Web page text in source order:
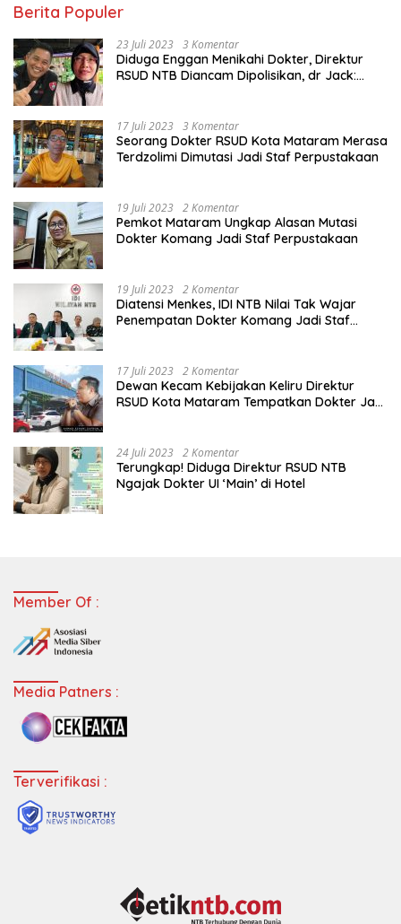
Berita Populer
23 Juli 2023 3 Komentar
Diduga Enggan Menikahi Dokter, Direktur
RSUD NTB Diancam Dipolisikan, dr Jack:
17 Juli 2023 3 Komentar
Seorang Dokter RSUD Kota Mataram Merasa
Terdzolimi Dimutasi Jadi Staf Perpustakaan
19 Juli 2023 2 Komentar
Pemkot Mataram Ungkap Alasan Mutasi
Dokter Komang Jadi Staf Perpustakaan
19 Juli 2023 2 Komentar
Diatensi Menkes, IDI NTB Nilai Tak Wajar
Penempatan Dokter Komang Jadi Staf
17 Juli 2023 2 Komentar
Dewan Kecam Kebijakan Keliru Direktur
RSUD Kota Mataram Tempatkan Dokter Jadi
24 Juli 2023 2 Komentar
Terungkap! Diduga Direktur RSUD NTB
Ngajak Dokter UI ‘Main’ di Hotel
Member Of :
Media Patners :
Terverifikasi :